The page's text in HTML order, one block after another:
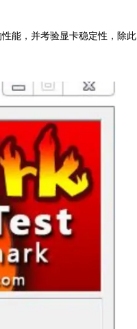
能，并考验显卡稳定性，除此